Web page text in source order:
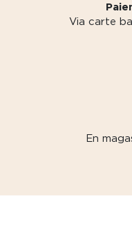
Via carte
En